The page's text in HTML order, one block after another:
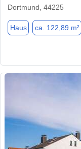
Dortmund, 44225
Haus ca. 122,89 m²